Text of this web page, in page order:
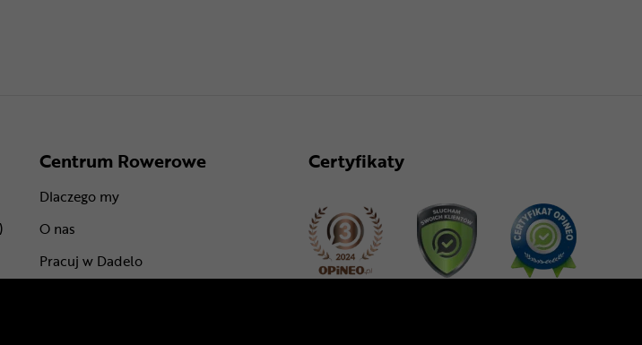
Centrum Rowerowe
Dlaczego my
O nas
Pracuj w Dadelo
Certyfikaty